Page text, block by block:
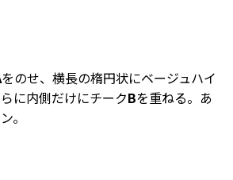
をのせ、横長の楕円状にベージュハイ
に内側だけにチークBを重ねる。あ
。